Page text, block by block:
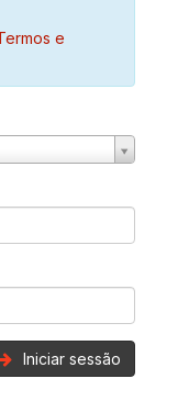
e
Iniciar sessão